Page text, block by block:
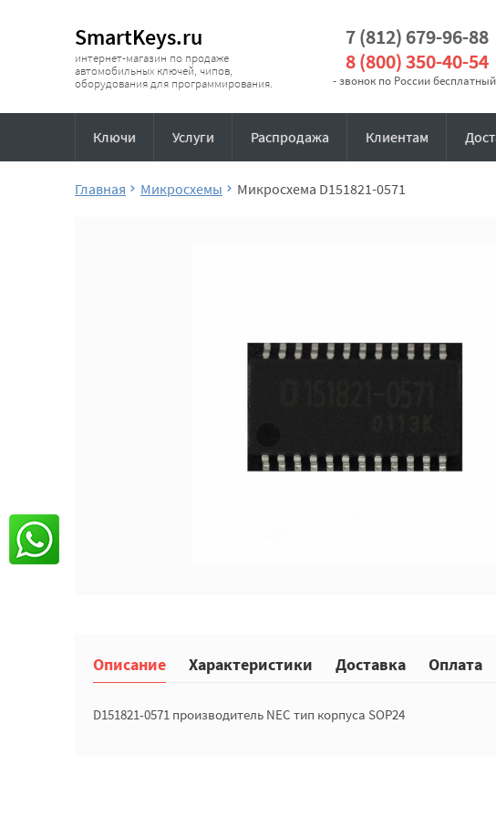
SmartKeys.ru
интернет-магазин по продаже
автомобильных ключей, чипов,
оборудования для программирования.
7 (812) 679-96-88
8 (800) 350-40-54
- звонок по России
Ключи Услуги Распродажа Клиентам
Главная Микросхемы Микросхема D151821-0571
Описание Характеристики Доставка Оплата
D151821-0571 производитель NEC тип корпуса SOP24